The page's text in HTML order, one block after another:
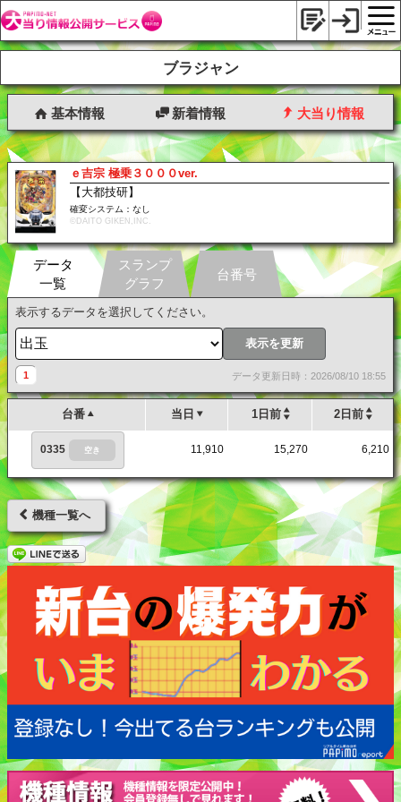
ブラジャン
基本情報 新着情報 大当り情報
ｅ吉宗 極乗３０００ver.
【大都技研】
確変システム：なし
©DAITO GIKEN,INC.
データ
一覧
表示するデータを選択してください。
表示を更新
1 データ更新日時：2026/08/10 18:55
台番 当日 1日前 2日前
0335 空き 11,910 15,270 6,210
スランプ
グラフ
台番号
機種一覧へ